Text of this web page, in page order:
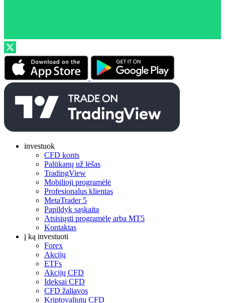
investuok
CFD konts
Palūkanų už lėšas
TradingView
Mobilioji programėlė
Profesionalus klientas
MetaTrader 5
Papildyk sąskaitą
Atsisiųsti programėlę arba MT5
Kontaktas
į ką investuoti
Forex
Akcijų
ETFs
Akcijų CFD
Ideksai CFD
CFD žaliavos
Kriptovaliutų CFD